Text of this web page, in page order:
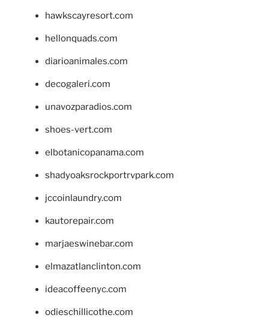
hawkscayresort.com
hellonquads.com
diarioanimales.com
decogaleri.com
unavozparadios.com
shoes-vert.com
elbotanicopanama.com
shadyoaksrockportrvpark.com
jccoinlaundry.com
kautorepair.com
marjaeswinebar.com
elmazatlanclinton.com
ideacoffeenyc.com
odieschillicothe.com